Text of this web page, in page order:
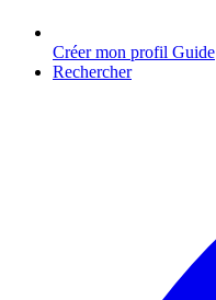
Créer mon profil Guide
Rechercher